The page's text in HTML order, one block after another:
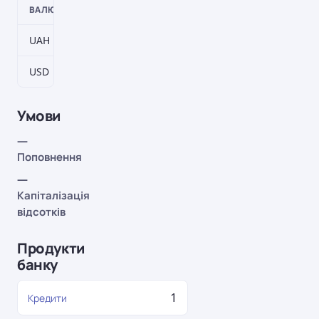
ВАЛЮТА
UAH
USD
Умови
—
Поповнення
—
Капіталізація
відсотків
Продукти
банку
Кредити 1